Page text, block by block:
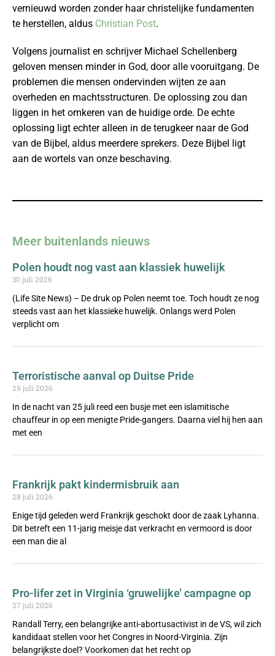
vernieuwd worden zonder haar christelijke fundamenten
te herstellen, aldus Christian Post.
Volgens journalist en schrijver Michael Schellenberg
geloven mensen minder in God, door alle vooruitgang. De
problemen die mensen ondervinden wijten ze aan
overheden en machtsstructuren. De oplossing zou dan
liggen in het omkeren van de huidige orde. De echte
oplossing ligt echter alleen in de terugkeer naar de God
van de Bijbel, aldus meerdere sprekers. Deze Bijbel ligt
aan de wortels van onze beschaving.
Meer buitenlands nieuws
Polen houdt nog vast aan klassiek huwelijk
30 juli 2026
(Life Site News) – De druk op Polen neemt toe. Toch houdt ze nog
steeds vast aan het klassieke huwelijk. Onlangs werd Polen
verplicht om
Terroristische aanval op Duitse Pride
29 juli 2026
In de nacht van 25 juli reed een busje met een islamitische
chauffeur in op een menigte Pride-gangers. Daarna viel hij hen aan
met een
Frankrijk pakt kindermisbruik aan
28 juli 2026
Enige tijd geleden werd Frankrijk geschokt door de zaak Lyhanna.
Dit betreft een 11-jarig meisje dat verkracht en vermoord is door
een man die al
Pro-lifer zet in Virginia ‘gruwelijke’ campagne op
27 juli 2026
Randall Terry, een belangrijke anti-abortusactivist in de VS, wil zich
kandidaat stellen voor het Congres in Noord-Virginia. Zijn
belangrijkste doel? Voorkomen dat het recht op